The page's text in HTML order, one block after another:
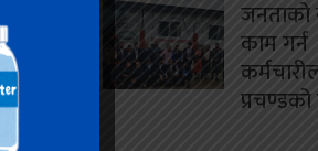
काम गर्न
प्रचण्डको